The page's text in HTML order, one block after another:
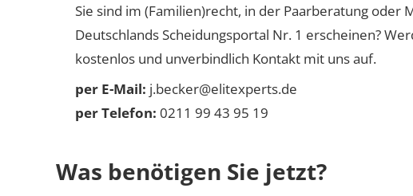
Sie sind im (Familien)recht, in der Paarberatung oder
Deutschlands Scheidungsportal Nr. 1 erscheinen?
kostenlos und unverbindlich Kontakt mit uns auf.
per E-Mail: j.becker@elitexperts.de
per Telefon: 0211 99 43 95 19
Was benötigen Sie jetzt?